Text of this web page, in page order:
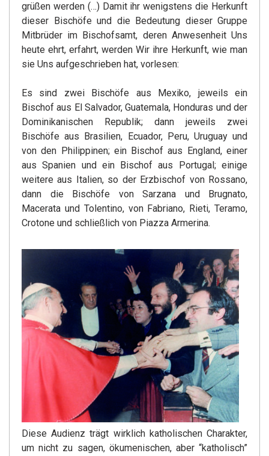
grüßen werden (…) Damit ihr wenigstens die Herkunft
dieser Bischöfe und die Bedeutung dieser Gruppe
Mitbrüder im Bischofsamt, deren Anwesenheit Uns
heute ehrt, erfahrt, werden Wir ihre Herkunft, wie man
sie Uns aufgeschrieben hat, vorlesen:
Es sind zwei Bischöfe aus Mexiko, jeweils ein
Bischof aus El Salvador, Guatemala, Honduras und der
Dominikanischen Republik; dann jeweils zwei
Bischöfe aus Brasilien, Ecuador, Peru, Uruguay und
von den Philippinen; ein Bischof aus England, einer
aus Spanien und ein Bischof aus Portugal; einige
weitere aus Italien, so der Erzbischof von Rossano,
dann die Bischöfe von Sarzana und Brugnato,
Macerata und Tolentino, von Fabriano, Rieti, Teramo,
Crotone und schließlich von Piazza Armerina.
Diese Audienz trägt wirklich katholischen Charakter,
um nicht zu sagen, ökumenischen, aber “katholisch”